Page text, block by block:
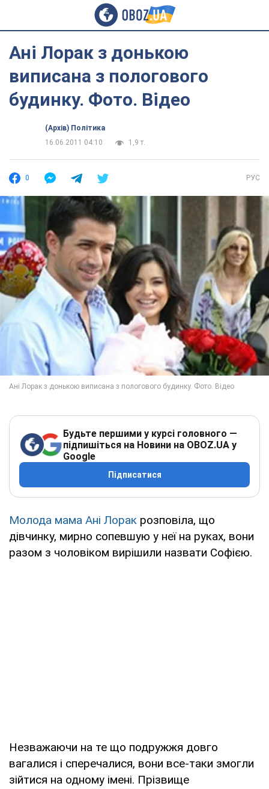
Ані Лорак з донькою
виписана з пологового
будинку. Фото. Відео
(Архів) Політика
16.06.2011 04:10
1,9 т.
0 РУС
Будьте першими у курсі головного —
підпишіться на Новини на OBOZ.UA у
Google
Підписатися
Молода мама Ані Лорак розповіла, що
дівчинку, мирно сопевшую у неї на руках, вони
разом з чоловіком вирішили назвати Софією.
Незважаючи на те що подружжя довго
вагалися і сперечалися, вони все-таки змогли
зійтися на одному імені. Прізвище